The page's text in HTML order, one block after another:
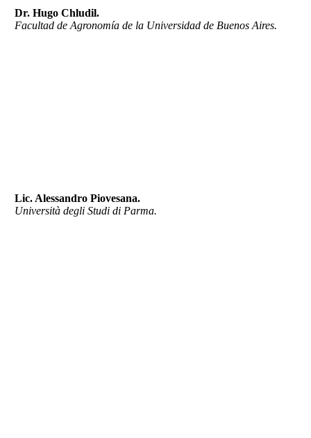
Dr. Hugo Chludil.
Facultad de Agronomía de la Universidad de Buenos Aires.
Lic. Alessandro Piovesana.
Università degli Studi di Parma.